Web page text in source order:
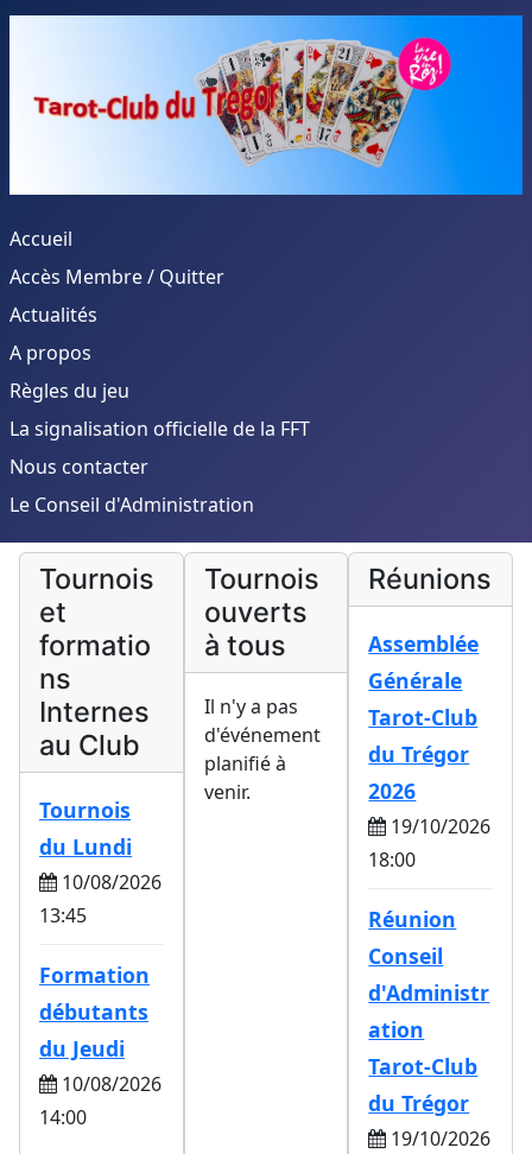
Accueil
Accès Membre / Quitter
Actualités
A propos
Règles du jeu
La signalisation officielle de la FFT
Nous contacter
Le Conseil d'Administration
Tournois
et
formatio
ns
Internes
au Club
Tournois
du Lundi
10/08/2026
13:45
Formation
débutants
du Jeudi
10/08/2026
14:00
Tournois
ouverts
à tous
Il n'y a pas
d'événement
planifié à
venir.
Réunions
Assemblée
Générale
Tarot-Club
du Trégor
2026
19/10/2026
18:00
Réunion
Conseil
d'Administr
ation
Tarot-Club
du Trégor
19/10/2026